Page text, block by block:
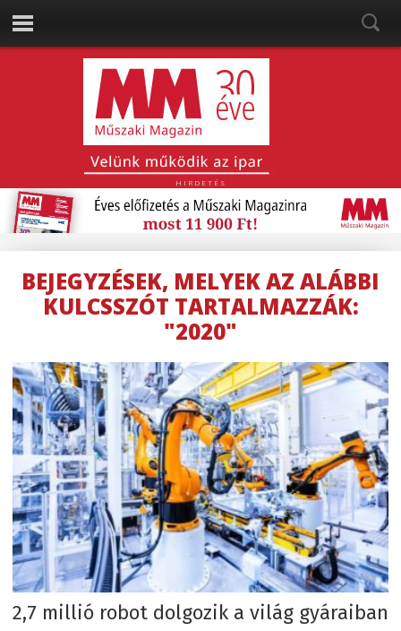
HIRDETÉS
BEJEGYZÉSEK, MELYEK AZ ALÁBBI
KULCSSZÓT TARTALMAZZÁK:
"2020"
2,7 millió robot dolgozik a világ gyáraiban